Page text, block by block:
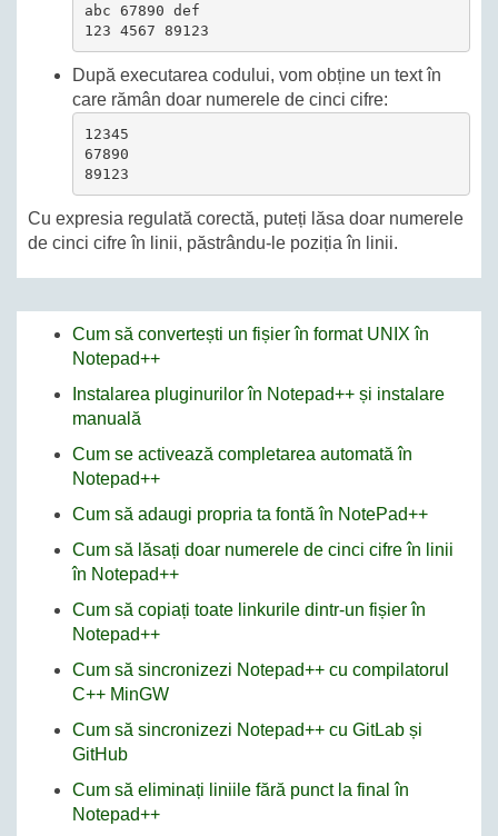
abc 67890 def
123 4567 89123
După executarea codului, vom obține un text în
care rămân doar numerele de cinci cifre:
12345
67890
89123
Cu expresia regulată corectă, puteți lăsa doar numerele
de cinci cifre în linii, păstrându-le poziția în linii.
Cum să convertești un fișier în format UNIX în
Notepad++
Instalarea pluginurilor în Notepad++ și instalare
manuală
Cum se activează completarea automată în
Notepad++
Cum să adaugi propria ta fontă în NotePad++
Cum să lăsați doar numerele de cinci cifre în linii
în Notepad++
Cum să copiați toate linkurile dintr-un fișier în
Notepad++
Cum să sincronizezi Notepad++ cu compilatorul
C++ MinGW
Cum să sincronizezi Notepad++ cu GitLab și
GitHub
Cum să eliminați liniile fără punct la final în
Notepad++